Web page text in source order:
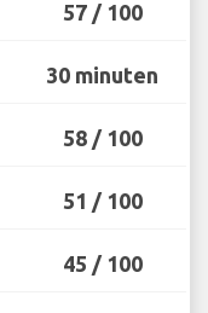
57 / 100
30 minuten
58 / 100
51 / 100
45 / 100